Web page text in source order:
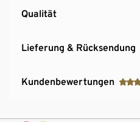
Qualität
Lieferung & Rücksendung
Kundenbewertungen